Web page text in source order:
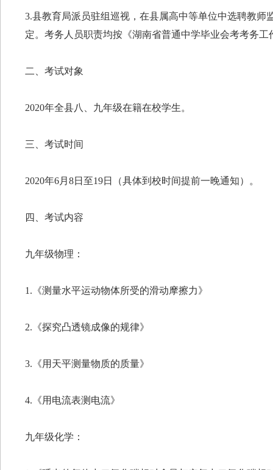
3.县教育局派员驻组巡视，在县属高中等单位中选聘教师
定。考务人员职责均按《湖南省普通中学毕业会考考务工
二、考试对象
2020年全县八、九年级在籍在校学生。
三、考试时间
2020年6月8日至19日（具体到校时间提前一晚通知）。
四、考试内容
九年级物理：
1.《测量水平运动物体所受的滑动摩擦力》
2.《探究凸透镜成像的规律》
3.《用天平测量物质的质量》
4.《用电流表测电流》
九年级化学：